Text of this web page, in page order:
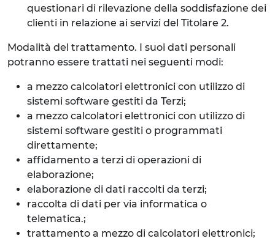
questionari di rilevazione della soddisfazione dei
clienti in relazione ai servizi del Titolare 2.
Modalità del trattamento. I suoi dati personali
potranno essere trattati nei seguenti modi:
a mezzo calcolatori elettronici con utilizzo di
sistemi software gestiti da Terzi;
a mezzo calcolatori elettronici con utilizzo di
sistemi software gestiti o programmati
direttamente;
affidamento a terzi di operazioni di
elaborazione;
elaborazione di dati raccolti da terzi;
raccolta di dati per via informatica o
telematica.;
trattamento a mezzo di calcolatori elettronici;